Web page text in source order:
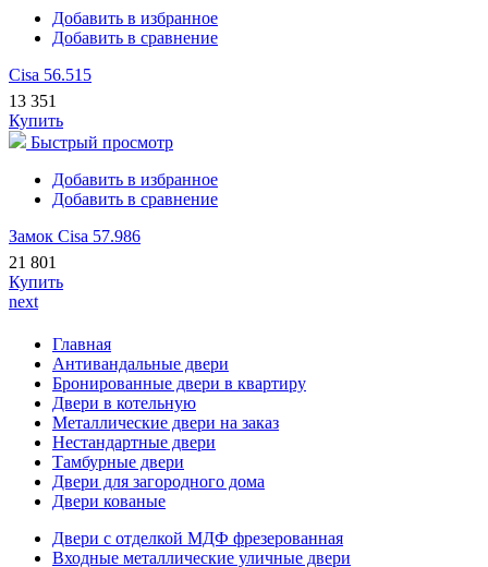
Добавить в избранное
Добавить в сравнение
Cisa 56.515
13 351
Купить
Быстрый просмотр
Добавить в избранное
Добавить в сравнение
Замок Cisa 57.986
21 801
Купить
next
Главная
Антивандальные двери
Бронированные двери в квартиру
Двери в котельную
Металлические двери на заказ
Нестандартные двери
Тамбурные двери
Двери для загородного дома
Двери кованые
Двери с отделкой МДФ фрезерованная
Входные металлические уличные двери